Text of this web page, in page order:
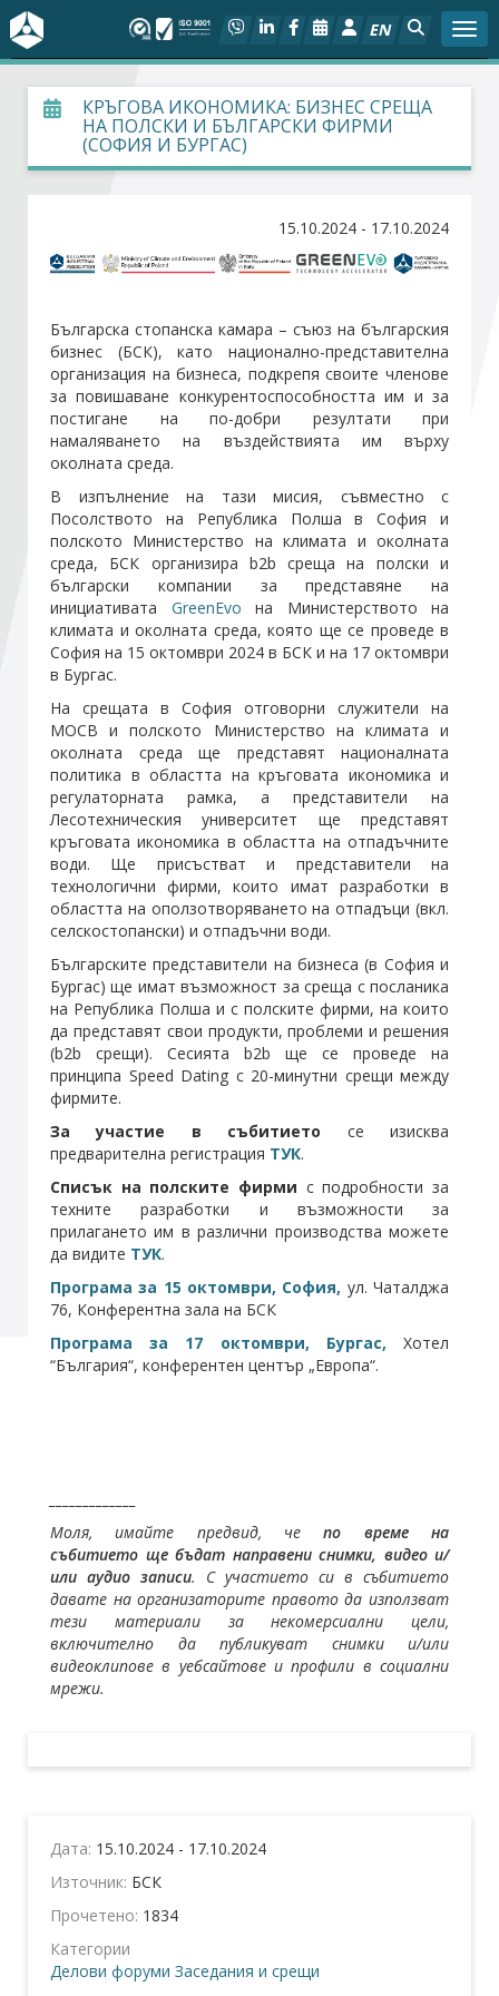
EN
За БСК
На фокус
Социален диалог
Дейности
Арбитражен съд
Проекти
Членове
Стани член
Абонирайте се!
КРЪГОВА ИКОНОМИКА: БИЗНЕС СРЕЩА
НА ПОЛСКИ И БЪЛГАРСКИ ФИРМИ
(СОФИЯ И БУРГАС)
15.10.2024 - 17.10.2024
Българска стопанска камара – съюз на българския
бизнес (БСК), като национално-представителна
организация на бизнеса, подкрепя своите членове
за повишаване конкурентоспособността им и за
постигане на по-добри резултати при
намаляването на въздействията им върху
околната среда.
В изпълнение на тази мисия, съвместно с
Посолството на Република Полша в София и
полското Министерство на климата и околната
среда, БСК организира b2b среща на полски и
български компании за представяне на
инициативата GreenEvo на Министерството на
климата и околната среда, която ще се проведе в
София на 15 октомври 2024 в БСК и на 17 октомври
в Бургас.
На срещата в София отговорни служители на
МОСВ и полското Министерство на климата и
околната среда ще представят националната
политика в областта на кръговата икономика и
регулаторната рамка, а представители на
Лесотехническия университет ще представят
кръговата икономика в областта на отпадъчните
води. Ще присъстват и представители на
технологични фирми, които имат разработки в
областта на оползотворяването на отпадъци (вкл.
селскостопански) и отпадъчни води.
Българските представители на бизнеса (в София и
Бургас) ще имат възможност за среща с посланика
на Република Полша и с полските фирми, на които
да представят свои продукти, проблеми и решения
(b2b срещи). Сесията b2b ще се проведе на
принципа Speed Dating с 20-минутни срещи между
фирмите.
За участие в събитието се изисква
предварителна регистрация ТУК.
Списък на полските фирми с подробности за
техните разработки и възможности за
прилагането им в различни производства можете
да видите ТУК.
Програма за 15 октомври, София, ул. Чаталджа
76, Конферентна зала на БСК
Програма за 17 октомври, Бургас,
Хотел
“България“, конферентен център „Европа“.
Моля, имайте предвид, чепо време на
събитието ще бъдат направени снимки, видео и/
или аудио записи. С участието си в събитието
давате на организаторите правото да използват
тези материали за некомерсиални цели,
включително да публикуват снимки и/или
видеоклипове в уебсайтове и профили в социални
мрежи.
Дата: 15.10.2024 - 17.10.2024
Източник: БСК
Прочетено: 1834
Категории
Делови форуми Заседания и срещи